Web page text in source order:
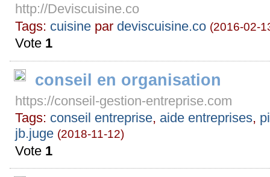
http://Deviscuisine.co
Tags: cuisine par deviscuisine.co (2016-02-
Vote 1
conseil en organisation
https://conseil-gestion-entreprise.com
Tags: conseil entreprise, aide entreprises,
jb.juge (2018-11-12)
Vote 1